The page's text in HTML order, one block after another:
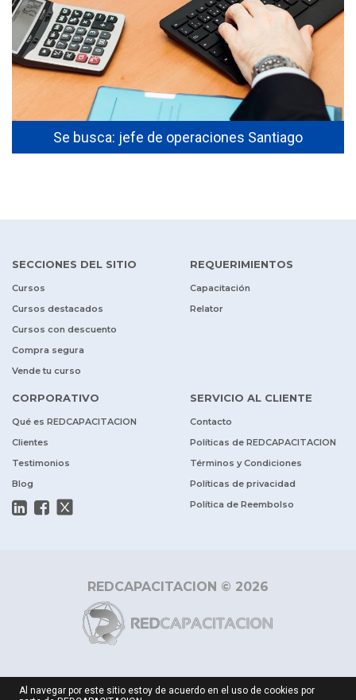
Se busca: jefe de operaciones Santiago
SECCIONES DEL SITIO
Cursos
Cursos destacados
Cursos con descuento
Compra segura
Vende tu curso
REQUERIMIENTOS
Capacitación
Relator
CORPORATIVO
Qué es REDCAPACITACION
Clientes
Testimonios
Blog
SERVICIO AL CLIENTE
Contacto
Políticas de REDCAPACITACION
Términos y Condiciones
Políticas de privacidad
Política de Reembolso
REDCAPACITACION © 2026
Al navegar por este sitio estoy de acuerdo en el uso de cookies por